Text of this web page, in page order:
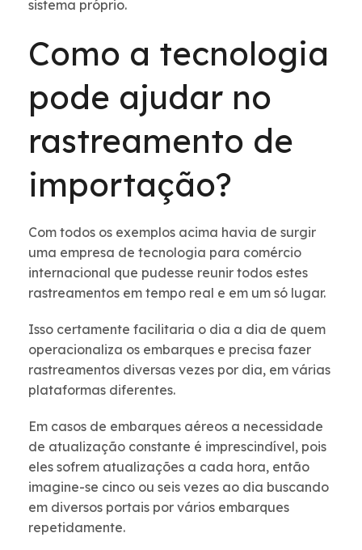
sistema próprio.
Como a tecnologia
pode ajudar no
rastreamento de
importação?
Com todos os exemplos acima havia de surgir
uma empresa de tecnologia para comércio
internacional que pudesse reunir todos estes
rastreamentos em tempo real e em um só lugar.
Isso certamente facilitaria o dia a dia de quem
operacionaliza os embarques e precisa fazer
rastreamentos diversas vezes por dia, em várias
plataformas diferentes.
Em casos de embarques aéreos a necessidade
de atualização constante é imprescindível, pois
eles sofrem atualizações a cada hora, então
imagine-se cinco ou seis vezes ao dia buscando
em diversos portais por vários embarques
repetidamente.